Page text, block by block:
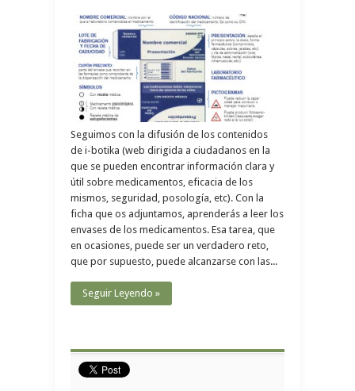
Seguimos con la difusión de los contenidos
de i-botika (web dirigida a ciudadanos en la
que se pueden encontrar información clara y
útil sobre medicamentos, eficacia de los
mismos, seguridad, posología, etc). Con la
ficha que os adjuntamos, aprenderás a leer los
envases de los medicamentos. Esa tarea, que
en ocasiones, puede ser un verdadero reto,
que por supuesto, puede alcanzarse con las...
Seguir Leyendo »